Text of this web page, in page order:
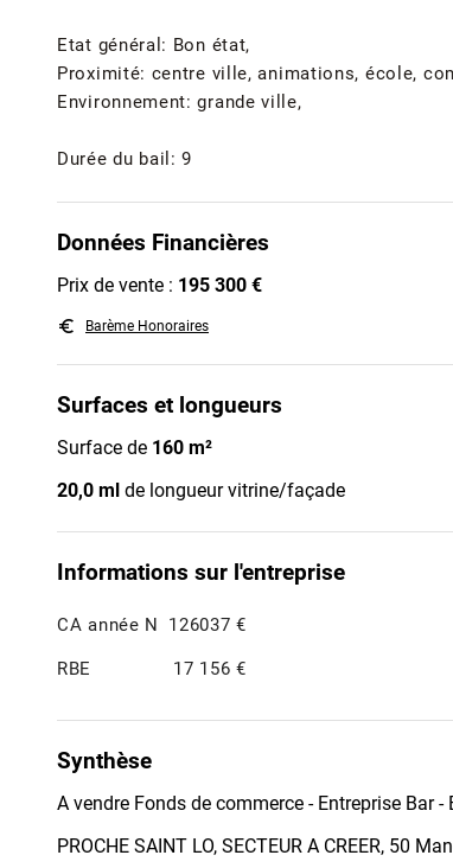
Etat général: Bon état,
Proximité: centre ville, animations, école,
Environnement: grande ville,
Durée du bail: 9
Données Financières
Prix de vente : 195 300 €
euro_symbol Barème Honoraires
Surfaces et longueurs
Surface de 160 m²
20,0 ml de longueur vitrine/façade
Informations sur l'entreprise
CA année N 126037 €
RBE 17 156 €
Synthèse
A vendre Fonds de commerce - Entreprise Bar -
PROCHE SAINT LO, SECTEUR A CREER, 50